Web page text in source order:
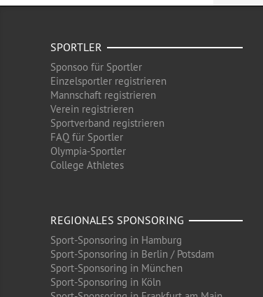
SPORTLER
Sponsoo für Sportler
Einzelsportler registrieren
Mannschaft registrieren
Verein registrieren
Sportverband registrieren
FAQ für Sportler
Olympia-Sportler
College Athletes
REGIONALES SPONSORING
Sport-Sponsoring in Hamburg
Sport-Sponsoring in Berlin / Potsdam
Sport-Sponsoring in München
Sport-Sponsoring in Köln